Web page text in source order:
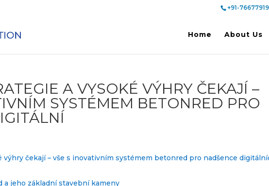
+91-
Home About Us
A VYSOKÉ VÝHRY ČEKAJÍ –
SYSTÉMEM BETONRED PRO
výhry čekají – vše s inovativním systémem betonred pro nadšence
jeho základní stavební kameny